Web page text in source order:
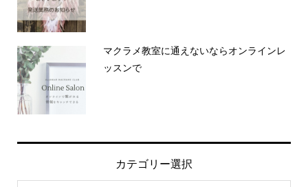
マクラメ教室に通えないならオンラインレ
ッスンで
カテゴリー選択